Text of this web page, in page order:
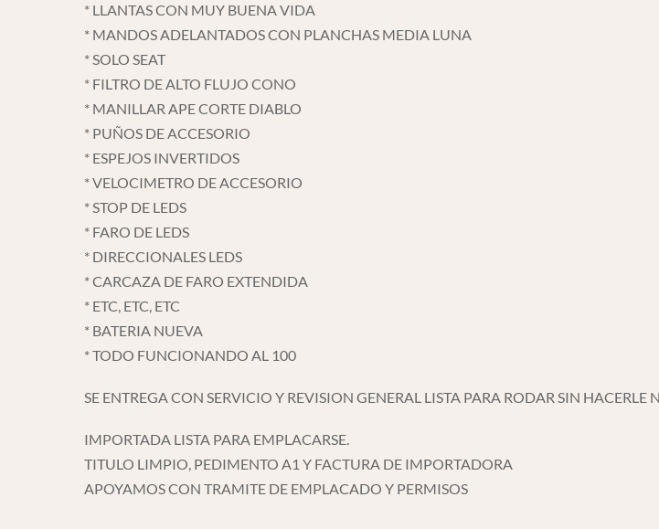
* LLANTAS CON MUY BUENA VIDA
* MANDOS ADELANTADOS CON PLANCHAS MEDIA LUNA
* SOLO SEAT
* FILTRO DE ALTO FLUJO CONO
* MANILLAR APE CORTE DIABLO
* PUÑOS DE ACCESORIO
* ESPEJOS INVERTIDOS
* VELOCIMETRO DE ACCESORIO
* STOP DE LEDS
* FARO DE LEDS
* DIRECCIONALES LEDS
* CARCAZA DE FARO EXTENDIDA
* ETC, ETC, ETC
* BATERIA NUEVA
* TODO FUNCIONANDO AL 100
SE ENTREGA CON SERVICIO Y REVISION GENERAL LISTA PARA RODAR SIN
IMPORTADA LISTA PARA EMPLACARSE.
TITULO LIMPIO, PEDIMENTO A1 Y FACTURA DE IMPORTADORA
APOYAMOS CON TRAMITE DE EMPLACADO Y PERMISOS